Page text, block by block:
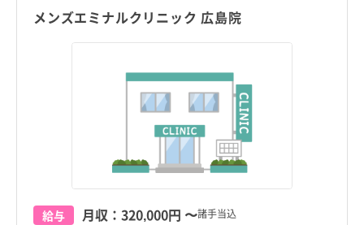
メンズエミナルクリニック 広島院
給与 月収： 320,000円 〜諸手当込